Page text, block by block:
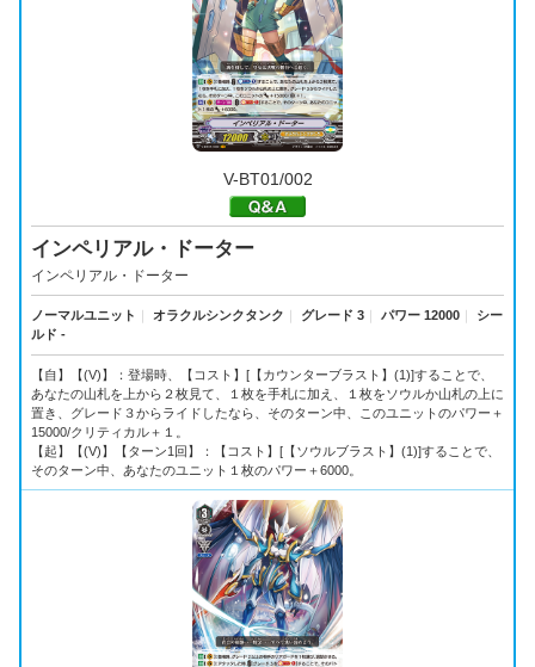
V-BT01/002
インペリアル・ドーター
インペリアル・ドーター
ノーマルユニット オラクルシンクタンク グレード 3 パワー 12000
シー
ルド -
【自】【(V)】：登場時、【コスト】[【カウンターブラスト】(1)]することで、
あなたの山札を上から２枚見て、１枚を手札に加え、１枚をソウルか山札の上に
置き、グレード３からライドしたなら、そのターン中、このユニットのパワー＋
15000/クリティカル＋１。
【起】【(V)】【ターン1回】：【コスト】[【ソウルブラスト】(1)]することで、
そのターン中、あなたのユニット１枚のパワー＋6000。